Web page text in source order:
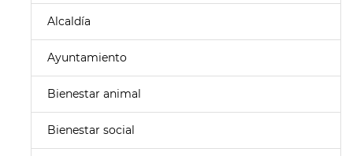
Alcaldía
Ayuntamiento
Bienestar animal
Bienestar social